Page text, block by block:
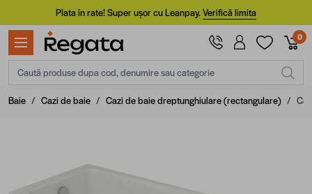
Mergi la ConținutPlata în rate! Super ușor cu Leanpay.Verifică limita
0
Caută produse dupa cod, denumire sau categorie
Baie / Cazi de baie / Cazi de baie dreptunghiulare (rectangulare) /